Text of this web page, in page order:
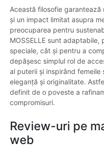
Această filosofie
și un impact limitat asupra
preocuparea pentru
MOSSELLE sunt
speciale, cât și pentru a
depășesc simplul rol de
al puterii și inspirând femeile
eleganță și originalitate.
definit de o poveste a
compromisuri.
Review-uri pe
web